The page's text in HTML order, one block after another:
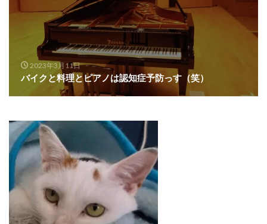
2023年3月11日
バイクと料理とピアノは認知症予防っす（笑）